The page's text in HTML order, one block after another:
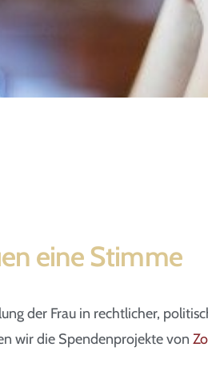
eine Stimme
der Frau in rechtlicher,
wir die Spendenprojekte von